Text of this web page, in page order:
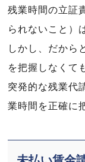
残業時間の立証
られないこと）
しかし、だから
を把握しなくて
突発的な残業代
業時間を正確に